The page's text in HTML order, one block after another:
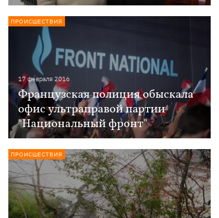
17 февраля 2016
Французская полиция обыскала
офис ультраправой партии
"Национальный фронт"
ПРОИСШЕСТВИЯ
ПРОИСШЕСТВИЯ